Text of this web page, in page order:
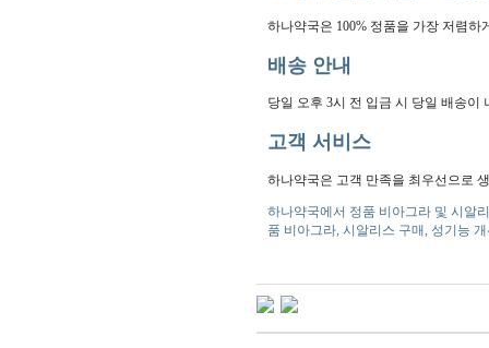
하나약국은 100% 정품을 가장 저렴
배송 안내
당일 오후 3시 전 입금 시 당일 배송이
고객 서비스
하나약국은 고객 만족을 최우선으로
하나약국에서 정품 비아그라 및 시알
품 비아그라, 시알리스 구매, 성기능